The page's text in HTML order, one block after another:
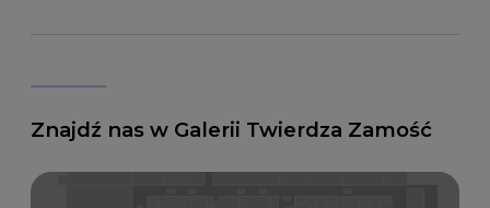
Znajdź nas w Galerii Twierdza Zamość